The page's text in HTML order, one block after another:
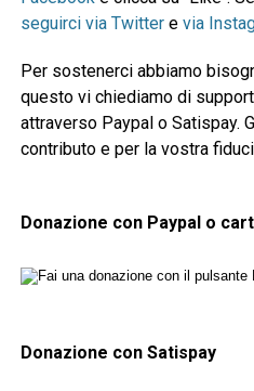
seguirci via Twittere via
Per sostenerci abbiamo
questo vi chiediamo di
attraverso Paypal o Satispay.
contributo e per la vostra
Donazione con Paypal o
Donazione con Satispay